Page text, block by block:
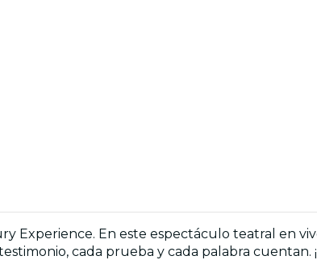
Experience. En este espectáculo teatral en
cada prueba y cada palabra cuentan.